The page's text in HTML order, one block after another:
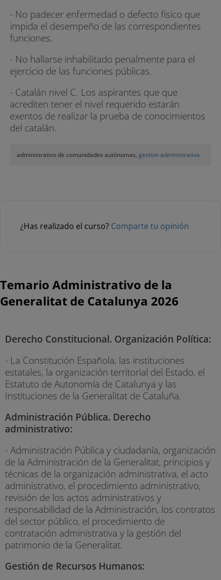
- No padecer enfermedad o defecto físico que
impida el desempeño de las correspondientes
funciones.
- No hallarse inhabilitado penalmente para el
ejercicio de las funciones públicas.
- Catalán nivel C. Los aspirantes que que
acrediten tener el nivel requerido estarán
exentos de realizar la prueba de conocimientos
del catalán.
administrativo de comunidades autónomas, gestion administrativa
¿Has realizado el curso? Comparte tu opinión
Temario Administrativo de la
Generalitat de Catalunya 2026
Derecho Constitucional. Organización Política:
- La Constitución Española, las instituciones
estatales, la organización territorial del Estado, el
Estatuto de Autonomía de Catalunya y las
Instituciones de la Generalitat de Cataluña.
Administración Pública. Derecho
administrativo:
- Administración Pública y ciudadanía, organización
de la Administración de la Generalitat, principios y
técnicas de la organización administrativa, el acto
administrativo, el procedimiento administrativo,
revisión de los actos administrativos y
responsabilidad de la Administración, los contratos
del sector público, el procedimiento de
contratación administrativa y la gestión del
patrimonio de la Generalitat.
Gestión de Recursos Humanos: